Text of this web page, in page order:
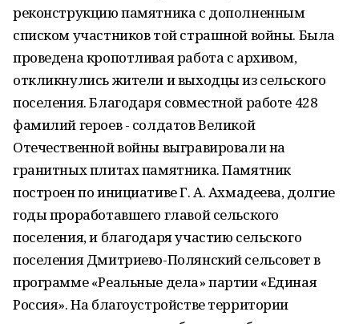
реконструкцию памятника с дополненным
списком участников той страшной войны. Была
проведена кропотливая работа с архивом,
откликнулись жители и выходцы из сельского
поселения. Благодаря совместной работе 428
фамилий героев - солдатов Великой
Отечественной войны выгравировали на
гранитных плитах памятника. Памятник
построен по инициативе Г. А. Ахмадеева, долгие
годы проработавшего главой сельского
поселения, и благодаря участию сельского
поселения Дмитриево-Полянский сельсовет в
программе «Реальные дела» партии «Единая
Россия». На благоустройстве территории